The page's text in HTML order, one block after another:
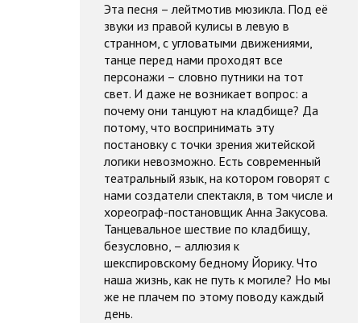
Эта песня – лейтмотив мюзикла. Под её
звуки из правой кулисы в левую в
странном, с угловатыми движениями,
танце перед нами проходят все
персонажи – словно путники на тот
свет. И даже не возникает вопрос: а
почему они танцуют на кладбище? Да
потому, что воспринимать эту
постановку с точки зрения житейской
логики невозможно. Есть современный
театральный язык, на котором говорят с
нами создатели спектакля, в том числе и
хореограф-постановщик Анна Закусова.
Танцевальное шествие по кладбищу,
безусловно, – аллюзия к
шекспировскому бедному Йорику. Что
наша жизнь, как не путь к могиле? Но мы
же не плачем по этому поводу каждый
день.